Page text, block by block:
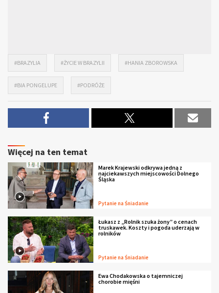
#BRAZYLIA #ŻYCIE W BRAZYLII #HANIA ZBOROWSKA
#BIA PONGELUPE #PODRÓŻE
Więcej na ten temat
Marek Krajewski odkrywa jedną z
najciekawszych miejscowości Dolnego
Śląska
Pytanie na Śniadanie
Łukasz z „Rolnik szuka żony” o cenach
truskawek. Koszty i pogoda uderzają w
rolników
Pytanie na Śniadanie
Ewa Chodakowska o tajemniczej
chorobie mięśni